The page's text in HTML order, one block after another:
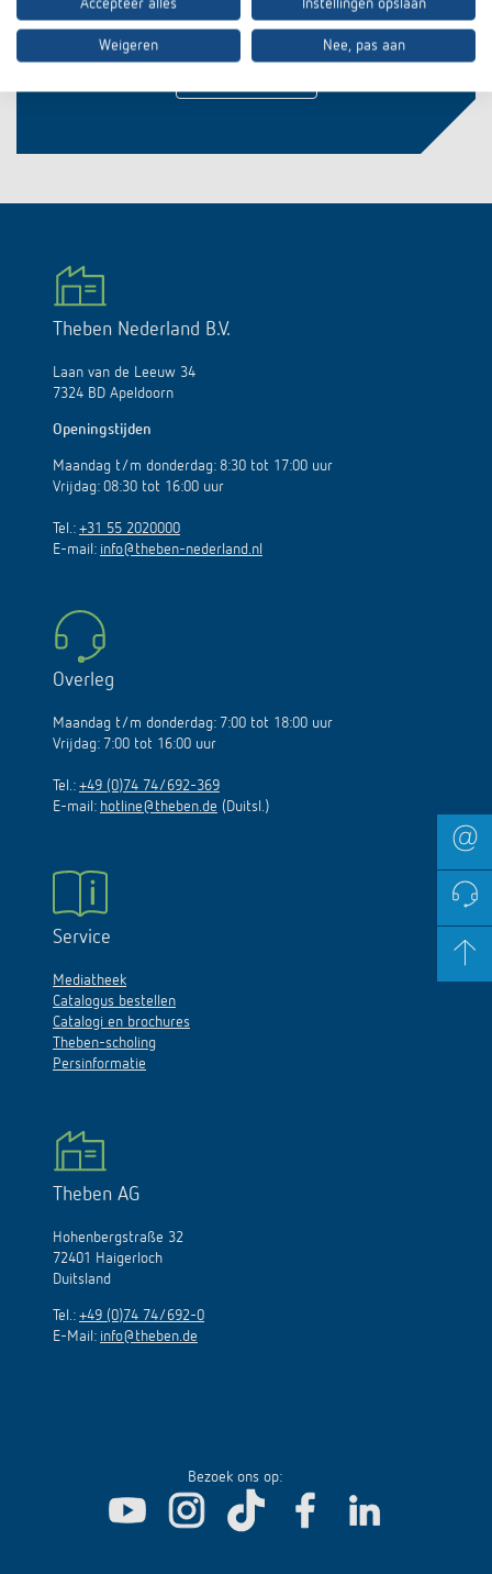
Blijf op de hoogte!
Theben Nederland B.V.
Laan van de Leeuw 34
7324 BD Apeldoorn
Openingstijden
Maandag t/m donderdag: 8:30 tot 17:00 uur
Vrijdag: 08:30 tot 16:00 uur
Tel.: +31 55 2020000
E-mail: info@theben-nederland.nl
Overleg
Maandag t/m donderdag: 7:00 tot 18:00 uur
Vrijdag: 7:00 tot 16:00 uur
Tel.: +49 (0)74 74/692-369
E-mail: hotline@theben.de (Duitsl.)
Service
Mediatheek
Catalogus bestellen
Catalogi en brochures
Theben-scholing
Persinformatie
Theben AG
Hohenbergstraße 32
72401 Haigerloch
Duitsland
Tel.: +49 (0)74 74/692-0
E-Mail: info@theben.de
Bezoek ons op:
Accepteer alles Instellingen opslaan
Weigeren Nee, pas aan